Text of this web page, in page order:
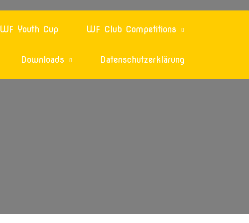
WF Youth Cup WF Club Competitions
Downloads Datenschutzerklärung